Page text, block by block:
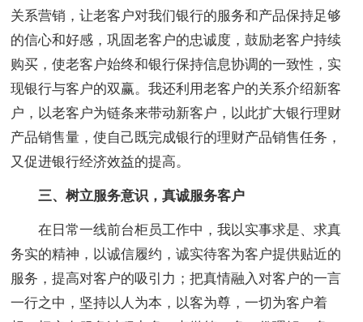
关系营销，让老客户对我们银行的服务和产品保持足够
的信心和好感，巩固老客户的忠诚度，鼓励老客户持续
购买，使老客户始终和银行保持信息协调的一致性，实
现银行与客户的双赢。我还利用老客户的关系介绍新客
户，以老客户为链条来带动新客户，以此扩大银行理财
产品销售量，使自己既完成银行的理财产品销售任务，
又促进银行经济效益的提高。
三、树立服务意识，真诚服务客户
在日常一线前台柜员工作中，我以实事求是、求真
务实的精神，以诚信履约，诚实待客为客户提供贴近的
服务，提高对客户的吸引力；把真情融入对客户的一言
一行之中，坚持以人为本，以客为尊，一切为客户着